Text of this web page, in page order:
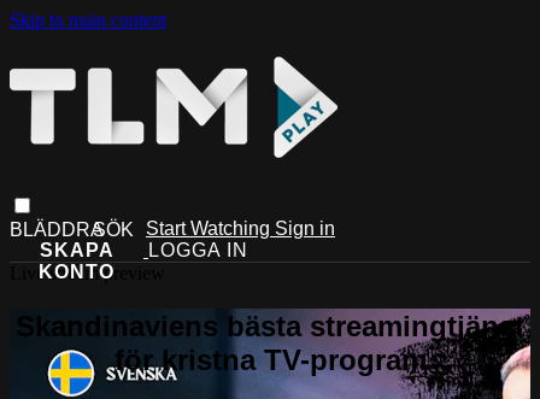
Skip to main content
Start Watching Sign in
Live stream preview